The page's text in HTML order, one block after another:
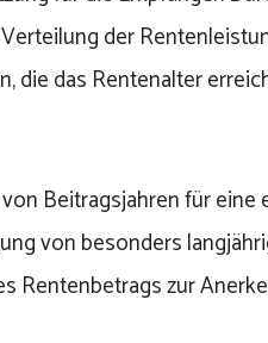
der
die das Rentenalter
Beitragsjahren für eine
von besonders
Rentenbetrags zur